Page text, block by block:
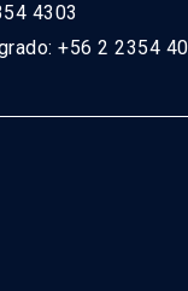
4303
+56 2 2354